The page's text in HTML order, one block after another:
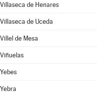
Villaseca de Henares
Villaseca de Uceda
Villel de Mesa
Viñuelas
Yebes
Yebra